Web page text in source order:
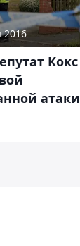
2016
Кокс
атаки